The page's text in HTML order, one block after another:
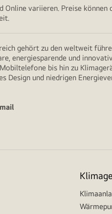
variieren. Preise
gehört zu den weltweit
energiesparende und
bis hin zu
Design und niedrigen